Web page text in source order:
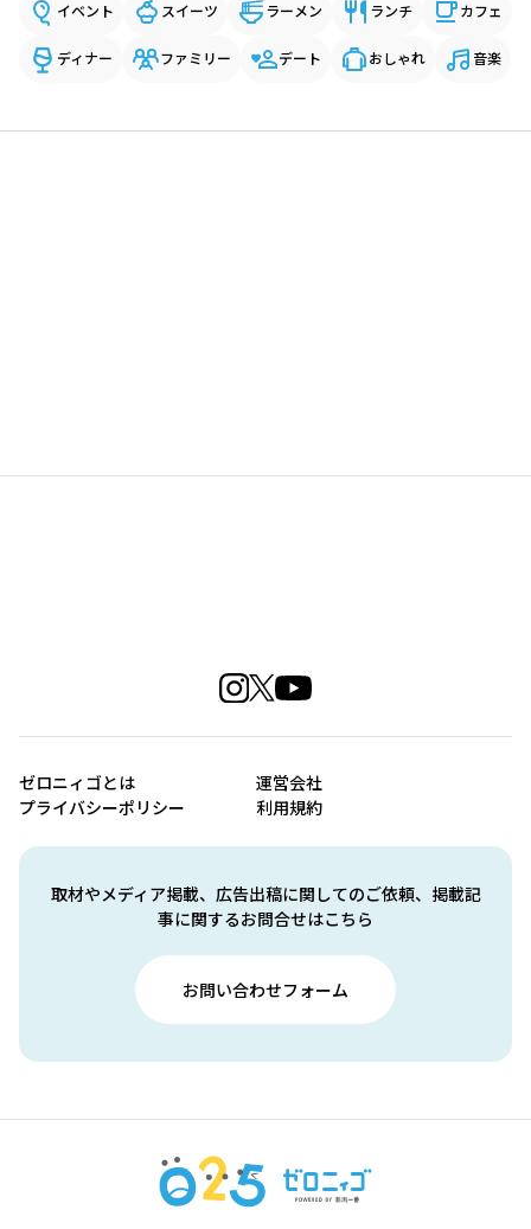
イベント スイーツ ラーメン ランチ カフェ
ディナー ファミリー デート おしゃれ 音楽
取材やメディア掲載、広告出稿に関してのご依頼、掲載記
事に関するお問合せはこちら
お問い合わせフォーム
ゼロニィゴとは
運営会社
プライバシーポリシー
利用規約